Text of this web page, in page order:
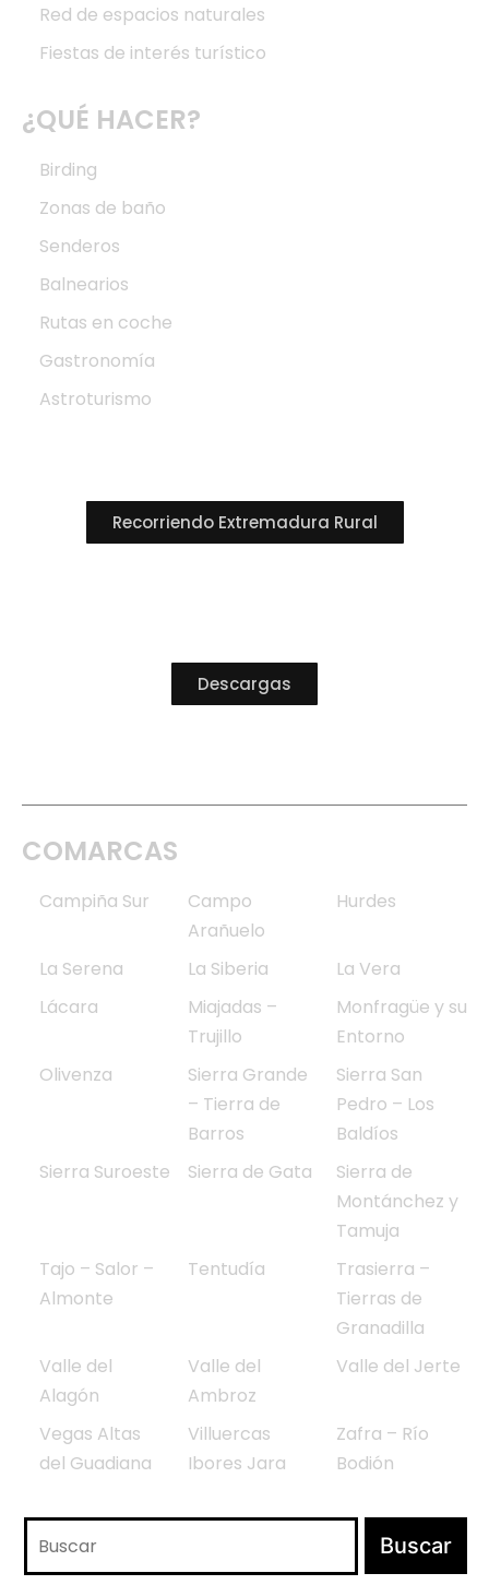
Red de espacios naturales
Fiestas de interés turístico
¿QUÉ HACER?
Birding
Zonas de baño
Senderos
Balnearios
Rutas en coche
Gastronomía
Astroturismo
Recorriendo Extremadura Rural
Descargas
COMARCAS
Campiña Sur
Campo
Arañuelo
Hurdes
La Serena La Siberia
La Vera
Lácara
Miajadas –
Trujillo
Monfragüe y su
Entorno
Olivenza
Sierra Grande
– Tierra de
Barros
Sierra San
Pedro – Los
Baldíos
Sierra Suroeste
Sierra de Gata
Sierra de
Montánchez y
Tamuja
Tajo – Salor –
Almonte
Tentudía
Trasierra –
Tierras de
Granadilla
Valle del
Alagón
Valle del
Ambroz
Valle del Jerte
Vegas Altas
del Guadiana
Villuercas
Ibores Jara
Zafra – Río
Bodión
Buscar